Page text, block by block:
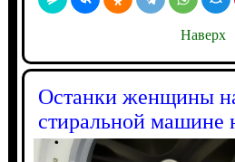
Наверх
Останки женщины
стиральной машине